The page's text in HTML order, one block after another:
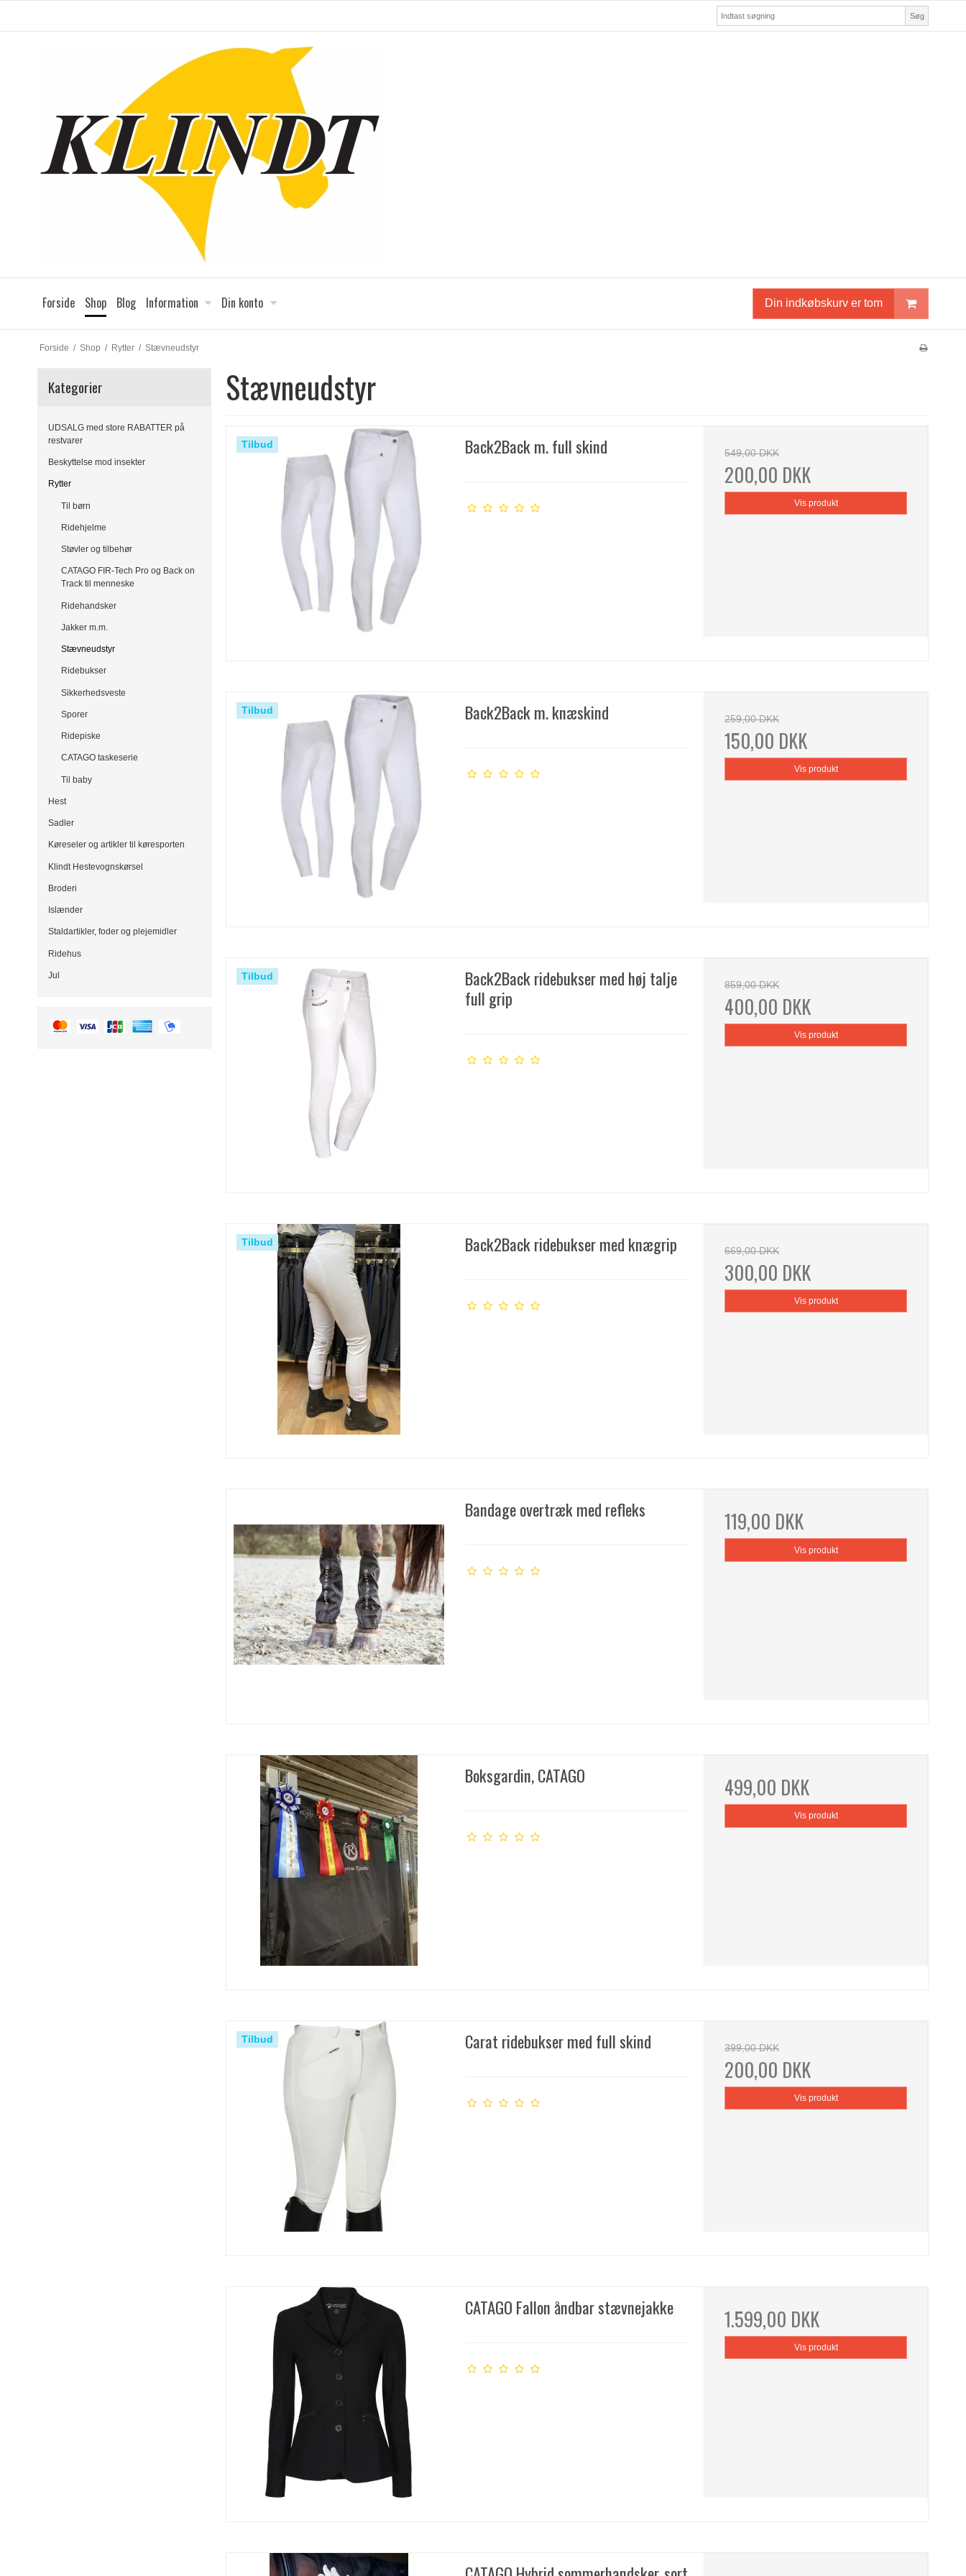
Søg
Forside Shop Blog Information Din konto Din indkøbskurv er tom
Forside / Shop / Rytter / Stævneudstyr
Kategorier
UDSALG med store RABATTER på
restvarer
Beskyttelse mod insekter
Rytter
Til børn
Ridehjelme
Støvler og tilbehør
CATAGO FIR-Tech Pro og Back on
Track til menneske
Ridehandsker
Jakker m.m.
Stævneudstyr
Ridebukser
Sikkerhedsveste
Sporer
Ridepiske
CATAGO taskeserie
Til baby
Hest
Sadler
Køreseler og artikler til køresporten
Klindt Hestevognskørsel
Broderi
Islænder
Staldartikler, foder og plejemidler
Ridehus
Jul
Stævneudstyr
Tilbud Back2Back m. full skind 549,00 DKK
200,00 DKK
Vis produkt
Tilbud Back2Back m. knæskind 259,00 DKK
150,00 DKK
Vis produkt
Tilbud
Back2Back ridebukser med høj talje
full grip
859,00 DKK
400,00 DKK
Vis produkt
Tilbud Back2Back ridebukser med knægrip 669,00 DKK
300,00 DKK
Vis produkt
Bandage overtræk med refleks 119,00 DKK
Vis produkt
Boksgardin, CATAGO 499,00 DKK
Vis produkt
Tilbud Carat ridebukser med full skind 399,00 DKK
200,00 DKK
Vis produkt
CATAGO Fallon åndbar stævnejakke 1.599,00 DKK
Vis produkt